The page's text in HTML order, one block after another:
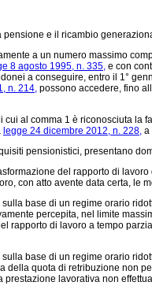
pensione e il ricambio
a un numero massimo
8 agosto 1995, n. 335, e con
a conseguire, entro il 1°
n. 214, possono accedere, fino
al comma 1 è riconosciuta la
legge 24 dicembre 2012, n. 228, a
pensionistici, presentano
del rapporto di
con atto avente data certa,
base di un regime orario
percepita, nel limite
rapporto di lavoro a tempo
base di un regime orario
della quota di retribuzione non
lavorativa non